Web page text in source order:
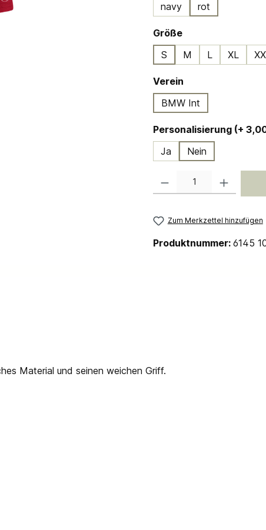
navy
rot
Größeauswählen
S
M L XL
Vereinauswählen
BMW Int
Ja
Nein
Zum Merkzettel hinzufügen
Produktnummer: 6145
Material und seinen weichen Griff.